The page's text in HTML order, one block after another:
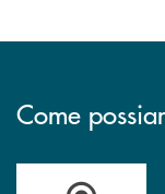
Come
Accedi all' elenco